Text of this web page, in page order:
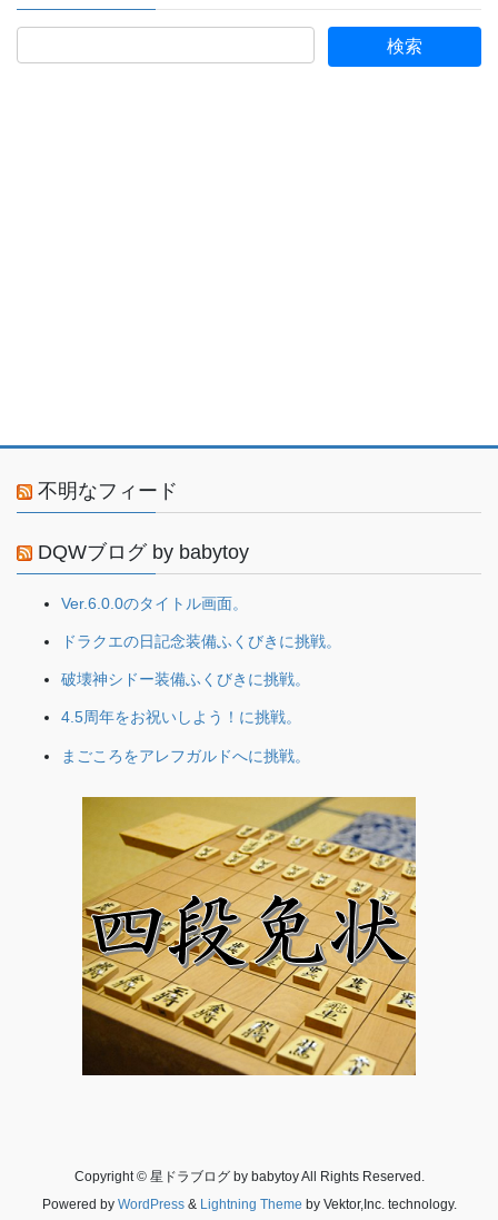
不明なフィード
DQWブログ by babytoy
Ver.6.0.0のタイトル画面。
ドラクエの日記念装備ふくびきに挑戦。
破壊神シドー装備ふくびきに挑戦。
4.5周年をお祝いしよう！に挑戦。
まごころをアレフガルドへに挑戦。
Copyright © 星ドラブログ by babytoy All Rights Reserved.
Powered by WordPress& Lightning Theme by Vektor,Inc. technology.